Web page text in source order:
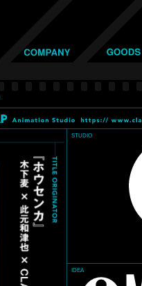
STUDIO
IDEA